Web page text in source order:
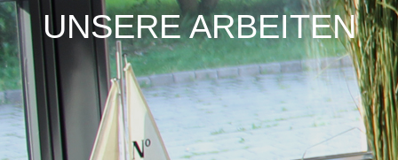
UNSERE ARBEITEN